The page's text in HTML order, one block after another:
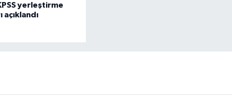
yerleştirme
açıklandı